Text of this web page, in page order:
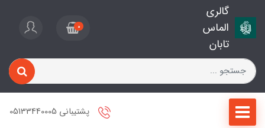
گالری
الماس
تابان
0
پشتیبانی 05133440005